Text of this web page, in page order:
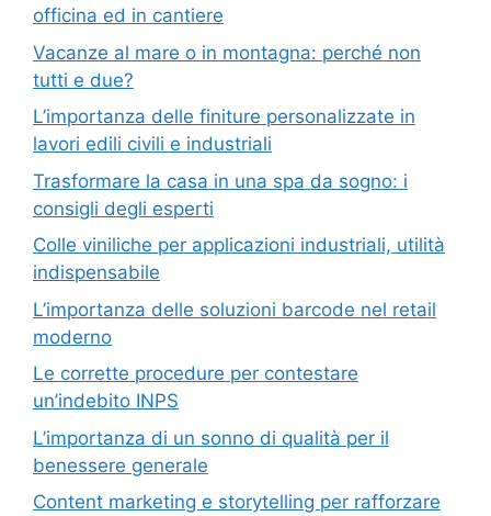
officina ed in cantiere
Vacanze al mare o in montagna: perché non
tutti e due?
L’importanza delle finiture personalizzate in
lavori edili civili e industriali
Trasformare la casa in una spa da sogno: i
consigli degli esperti
Colle viniliche per applicazioni industriali, utilità
indispensabile
L’importanza delle soluzioni barcode nel retail
moderno
Le corrette procedure per contestare
un’indebito INPS
L’importanza di un sonno di qualità per il
benessere generale
Content marketing e storytelling per rafforzare